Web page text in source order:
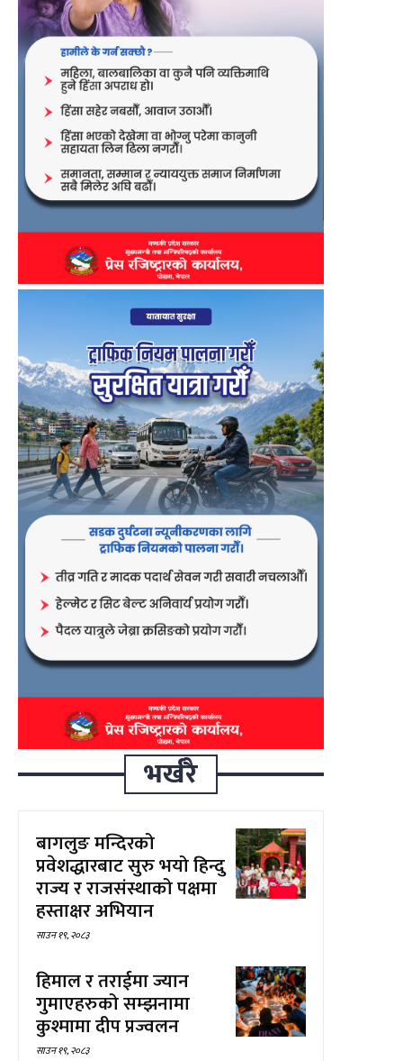
भर्खरै
बागलुङ मन्दिरको
प्रवेशद्धारबाट सुरु भयो हिन्दु
राज्य र राजसंस्थाको पक्षमा
हस्ताक्षर अभियान
साउन १९, २०८३
हिमाल र तराईमा ज्यान
गुमाएहरुको सम्झनामा
कुश्मामा दीप प्रज्वलन
साउन १९, २०८३